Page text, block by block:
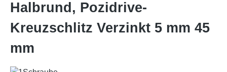
Halbrund, Pozidrive-
Kreuzschlitz Verzinkt 5 mm 45
mm